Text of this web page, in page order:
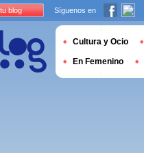
blog Síguenos en
Cultura y Ocio
En Femenino